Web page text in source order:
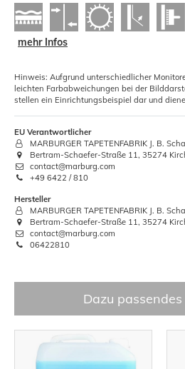
mehr Infos
Hinweis: Aufgrund unterschiedlicher
leichten Farbabweichungen bei der
stellen ein Einrichtungsbeispiel dar und
EU Verantwortlicher
MARBURGER TAPETENFABRIK J. B.
Bertram-Schaefer-Straße 11, 35274
contact@marburg.com
+49 6422 / 810
Hersteller
MARBURGER TAPETENFABRIK J. B.
Bertram-Schaefer-Straße 11, 35274
contact@marburg.com
06422810
Dazu